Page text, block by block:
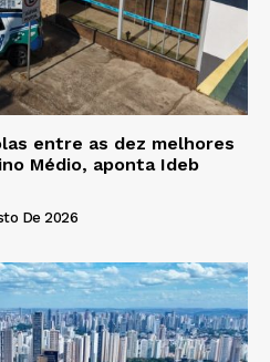
entre as dez melhores
Médio, aponta Ideb
De 2026